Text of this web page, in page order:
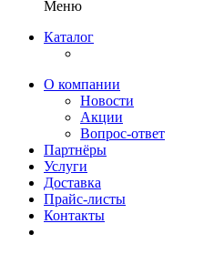
Меню
Каталог
О компании
Новости
Акции
Вопрос-ответ
Партнёры
Услуги
Доставка
Прайс-листы
Контакты